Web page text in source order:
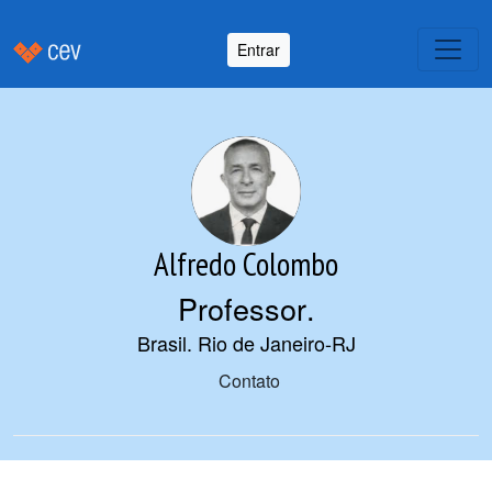
Entrar
Alfredo Colombo
Professor.
Brasil. Rio de Janeiro-RJ
Contato